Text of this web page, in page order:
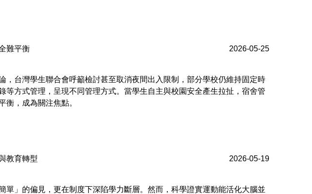
難平衡
2026-05-25
，台灣學生聯合會呼籲檢討甚至取消夜間出入限制，部分學校仍維持固定時
等方式管理，呈現不同管理方式。當學生自主與校園安全產生拉扯，宿舍管
衡，成為關注焦點。
教育轉型
2026-05-19
單」的偏見，更在制度下深陷學力斷層。然而，科學證實運動能活化大腦並